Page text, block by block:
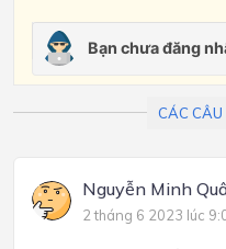
CÁC
Nguyễn Minh
2 tháng 6 2023 lúc